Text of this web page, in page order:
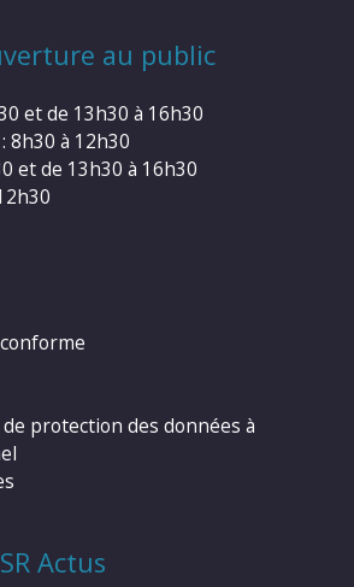
au public
et de 13h30 à 16h30
8h30 à 12h30
et de 13h30 à 16h30
protection des données à
Actus